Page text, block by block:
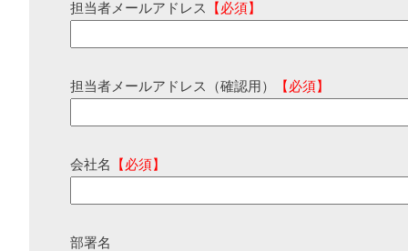
担当者メールアドレス 【必須】
担当者メールアドレス（確認用） 【必須】
会社名 【必須】
部署名